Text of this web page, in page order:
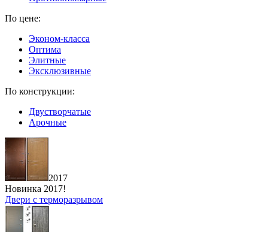
По цене:
Эконом-класса
Оптима
Элитные
Эксклюзивные
По конструкции:
Двустворчатые
Арочные
2017
Новинка 2017!
Двери с терморазрывом